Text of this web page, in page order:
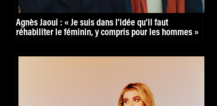
Agnès Jaoui : « Je suis dans l’idée qu’il faut
réhabiliter le féminin, y compris pour les hommes »